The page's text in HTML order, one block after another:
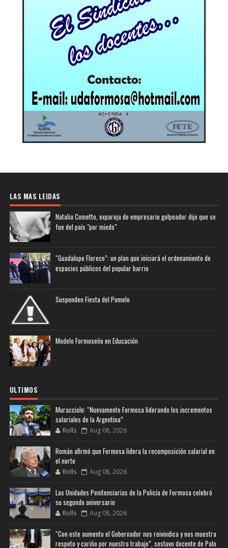
LAS MAS LEIDAS
Natalia Cometto, expareja de empresario golpeador dijo que se
fue del país "por miedo"
“Guadalupe Florece”: un plan que iniciará el ordenamiento de
espacios públicos del popular barrio
Suspenden Fiesta del Pomelo
Modelo Formoseño en Educación
ULTIMOS
Muracciole: “Nuevamente Formosa liderando los incrementos
salariales de la Argentina”
Rolls Aug 08, 2026
Román afirmó que Formosa lidera la recomposición salarial en
el norte
Rolls Aug 08, 2026
Las Unidades Penitenciarias de la Policía de Formosa celebró
su segundo aniversario
Rolls Aug 08, 2026
“Con este aumento el Gobernador nos reivindica y nos muestra
respeto y cariño por nuestro trabajo”, sostuvo docente de Palo